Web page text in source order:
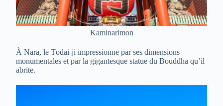
Kaminarimon
À Nara, le Tōdai-ji impressionne par ses dimensions
monumentales et par la gigantesque statue du Bouddha qu’il
abrite.